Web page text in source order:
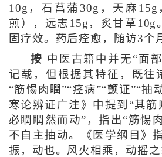
10g，石菖蒲30g，天麻
煎），远志15g，炙甘草10g
固疗效。药后痊愈，随访3个
按 中医古籍中并无“面
记载，但根据其特征，既往
“筋惕肉瞤”“痉病”“颤证”“抽
寒论辨证广注》中提到“其筋
必瞤瞤然而动”，指出“筋惕
不自主抽动。《医学纲目》
振，动也。风火相乘，动摇